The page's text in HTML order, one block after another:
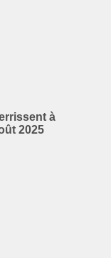
à
2025